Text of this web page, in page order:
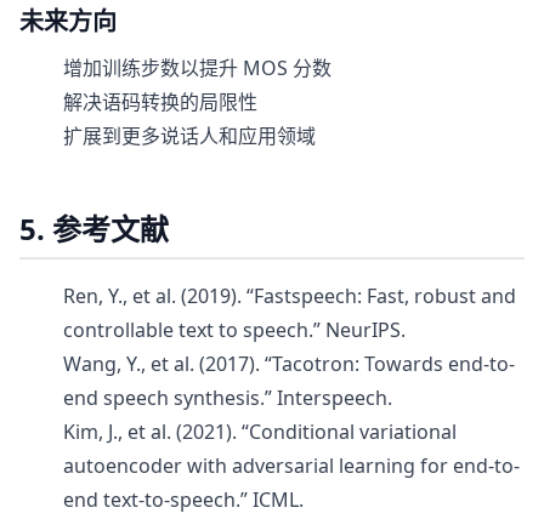
未来方向
增加训练步数以提升 MOS 分数
解决语码转换的局限性
扩展到更多说话人和应用领域
5. 参考文献
Ren, Y., et al. (2019). “Fastspeech: Fast, robust and
controllable text to speech.” NeurIPS.
Wang, Y., et al. (2017). “Tacotron: Towards end-to-
end speech synthesis.” Interspeech.
Kim, J., et al. (2021). “Conditional variational
autoencoder with adversarial learning for end-to-
end text-to-speech.” ICML.